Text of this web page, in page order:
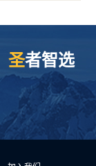
圣者智选